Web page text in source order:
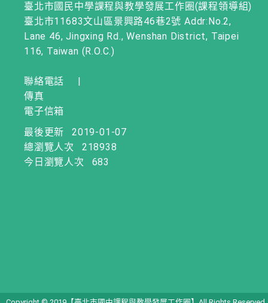
臺北市國民中學課程與教學發展工作圈(課程領導組)
臺北市11683文山區景興路46巷2號 Addr:No.2,
Lane 46, Jingxing Rd., Wenshan District, Taipei
116, Taiwan (R.O.C.)
聯絡電話
|
傳真
電子信箱
最後更新
2019-01-07
總瀏覽人次
218938
今日瀏覽人次
683